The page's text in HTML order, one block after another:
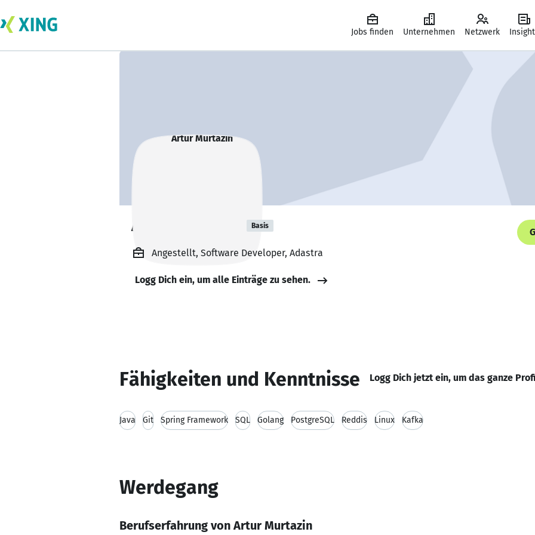
Jobs finden Unternehmen Netzwerk
Artur Murtazin Basis
Angestellt, Software Developer, Adastra
Logg Dich ein, um alle Einträge zu sehen.
Fähigkeiten und Kenntnisse Logg Dich jetzt ein, um das ganze
Java Git Spring Framework SQL Golang PostgreSQL Reddis Linux Kafka
Werdegang
Berufserfahrung von Artur Murtazin